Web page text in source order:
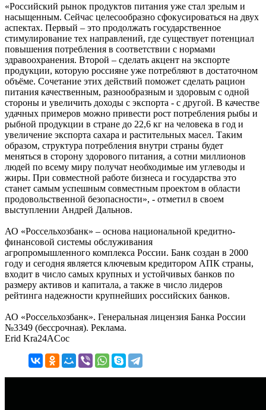
«Российский рынок продуктов питания уже стал зрелым и
насыщенным. Сейчас целесообразно сфокусироваться на двух
аспектах. Первый – это продолжать государственное
стимулирование тех направлений, где существует потенциал
повышения потребления в соответствии с нормами
здравоохранения. Второй – сделать акцент на экспорте
продукции, которую россияне уже потребляют в достаточном
объёме. Сочетание этих действий поможет сделать рацион
питания качественным, разнообразным и здоровым с одной
стороны и увеличить доходы с экспорта - с другой. В качестве
удачных примеров можно привести рост потребления рыбы и
рыбной продукции в стране до 22,6 кг на человека в год и
увеличение экспорта сахара и растительных масел. Таким
образом, структура потребления внутри страны будет
меняться в сторону здорового питания, а сотни миллионов
людей по всему миру получат необходимые им углеводы и
жиры. При совместной работе бизнеса и государства это
станет самым успешным совместным проектом в области
продовольственной безопасности», - отметил в своем
выступлении Андрей Дальнов.
АО «Россельхозбанк» – основа национальной кредитно-
финансовой системы обслуживания
агропромышленного комплекса России. Банк создан в 2000
году и сегодня является ключевым кредитором АПК страны,
входит в число самых крупных и устойчивых банков по
размеру активов и капитала, а также в число лидеров
рейтинга надежности крупнейших российских банков.
АО «Россельхозбанк». Генеральная лицензия Банка России
№3349 (бессрочная). Реклама.
Erid Kra24ACoc